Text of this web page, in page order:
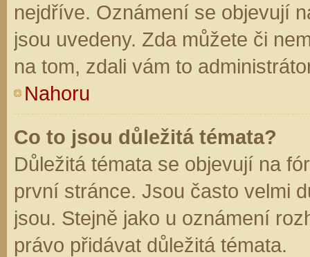
nejdříve. Oznámení se objevují
jsou uvedeny. Zda můžete či
na tom, zdali vám to
Nahoru
Co to jsou důležitá témata?
Důležitá témata se objevují na
první stránce. Jsou často velmi
jsou. Stejně jako u oznámení
právo přidávat důležitá témata.